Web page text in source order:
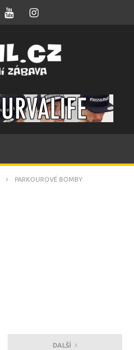
PARKOUROVÉ BOMBY
DALŠÍ